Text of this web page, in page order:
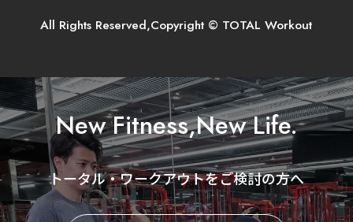
All Rights Reserved,Copyright © TOTAL Workout
New Fitness,New Life.
トータル・ワークアウトをご検討の方へ